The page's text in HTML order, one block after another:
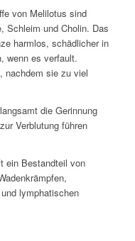
von Melilotus sind
Schleim und Cholin. Das
harmlos, schädlicher in
wenn es verfault.
nachdem sie zu viel
die Gerinnung
Verblutung führen
ein Bestandteil von
lymphatischen